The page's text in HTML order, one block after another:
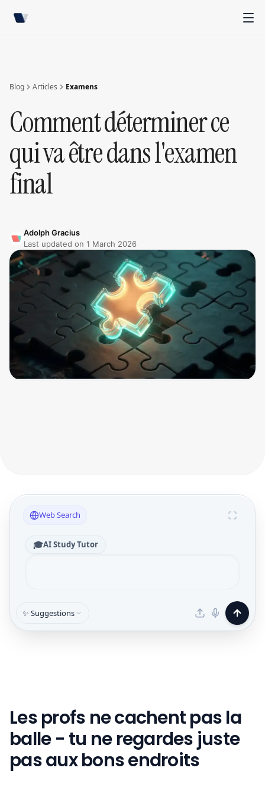
Blog Articles Examens
Comment déterminer ce
qui va être dans l'examen
final
Adolph Gracius
Last updated on 1 March 2026
Web Search
🎓AI Study Tutor
✨ Suggestions
Les profs ne cachent pas la
balle - tu ne regardes juste
pas aux bons endroits